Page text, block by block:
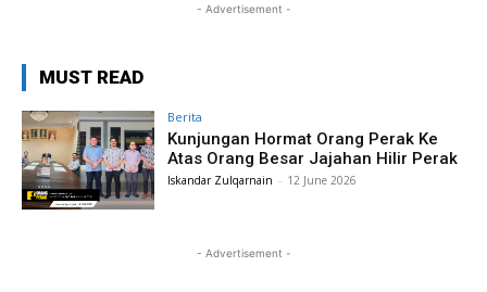
- Advertisement -
MUST READ
Berita
Kunjungan Hormat Orang Perak Ke
Atas Orang Besar Jajahan Hilir Perak
Iskandar Zulqarnain - 12 June 2026
- Advertisement -